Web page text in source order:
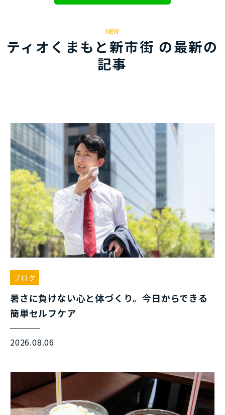
NEW
ティオくまもと新市街 の最新の
記事
ブログ
暑さに負けない心と体づくり。今日からできる
簡単セルフケア
2026.08.06